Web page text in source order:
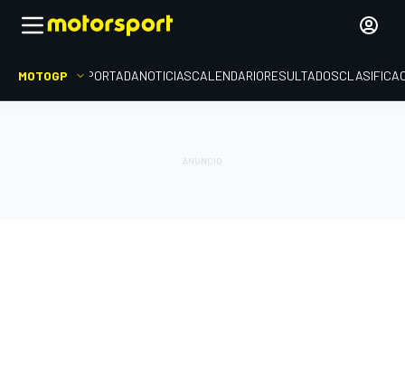
MOTOGP PORTADANOTICIASCALENDARIORESULTADOS